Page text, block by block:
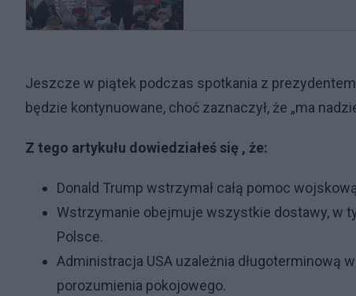
Jeszcze w piątek podczas spotkania z
będzie kontynuowane, choć zaznaczył, że „ma
Z tego artykułu dowiedziałeś się , że:
Donald Trump wstrzymał całą pomoc
Wstrzymanie obejmuje wszystkie dostawy, w
Polsce.
Administracja USA uzależnia długoterminową
porozumienia pokojowego.